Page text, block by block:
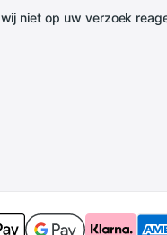
niet op uw verzoek